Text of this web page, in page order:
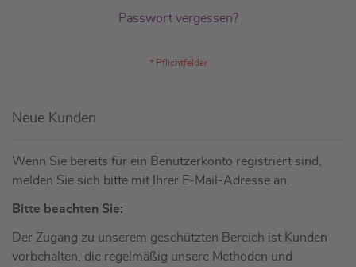
Passwort vergessen?
Neue Kunden
Wenn Sie bereits für ein Benutzerkonto registriert sind,
melden Sie sich bitte mit Ihrer E-Mail-Adresse an.
Bitte beachten Sie:
Der Zugang zu unserem geschützten Bereich ist Kunden
vorbehalten, die regelmäßig unsere Methoden und